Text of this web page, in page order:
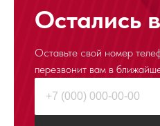
Остались
Оставьте свой номер
перезвонит вам в